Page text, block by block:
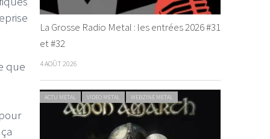
que
La Grosse Radio Metal : les entrées 2026 #31
et #32
4 AOÛT 2026
ACTU METAL VIDEO METAL WEBZINE METAL